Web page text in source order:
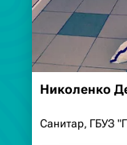
Николенко
Санитар, ГБУЗ